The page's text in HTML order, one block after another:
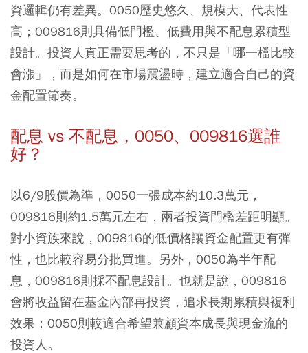
資邏輯仍有差異。0050歷史悠久、規模大、代表性
高；009816則具備低門檻、低費用與不配息累積型
設計。投資人真正需要思考的，不只是「哪一檔比較
會漲」，而是如何在市場震盪時，建立適合自己的資
金配置節奏。
配息 vs 不配息，0050、009816選誰
好？
以6/9股價為準，0050一張成本約10.3萬元，
009816則約1.5萬元左右，兩者投資門檻差距明顯。
對小資族來說，009816的低價格讓資金配置更有彈
性，也比較容易分批買進。另外，0050為半年配
息，009816則採不配息設計。也就是說，009816
會將收益留在基金內部再投資，追求長期累積與複利
效果；0050則較適合希望兼顧資本成長與現金流的
投資人。